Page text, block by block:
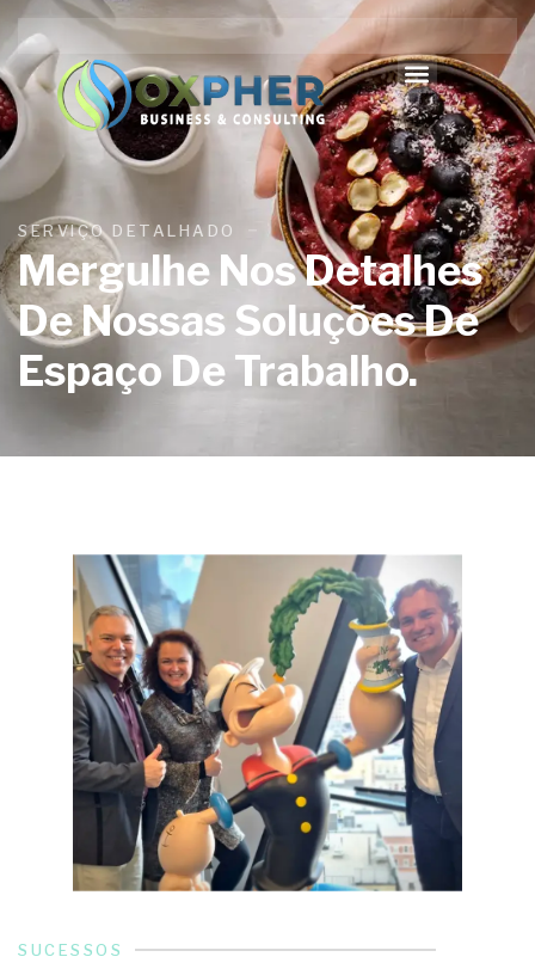
SERVIÇO DETALHADO
Mergulhe Nos Detalhes
De Nossas Soluções De
Espaço De Trabalho.
SUCESSOS